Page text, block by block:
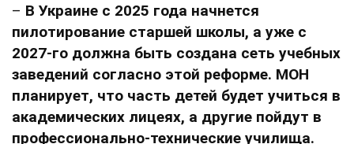
– В Украине с 2025 года начнется
пилотирование старшей школы, а уже с
2027-го должна быть создана сеть учебных
заведений согласно этой реформе. МОН
планирует, что часть детей будет учиться в
академических лицеях, а другие пойдут в
профессионально-технические училища.